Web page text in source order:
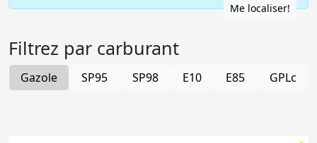
Me localiser!
Filtrez par carburant
Gazole SP95 SP98 E10 E85 GPLc